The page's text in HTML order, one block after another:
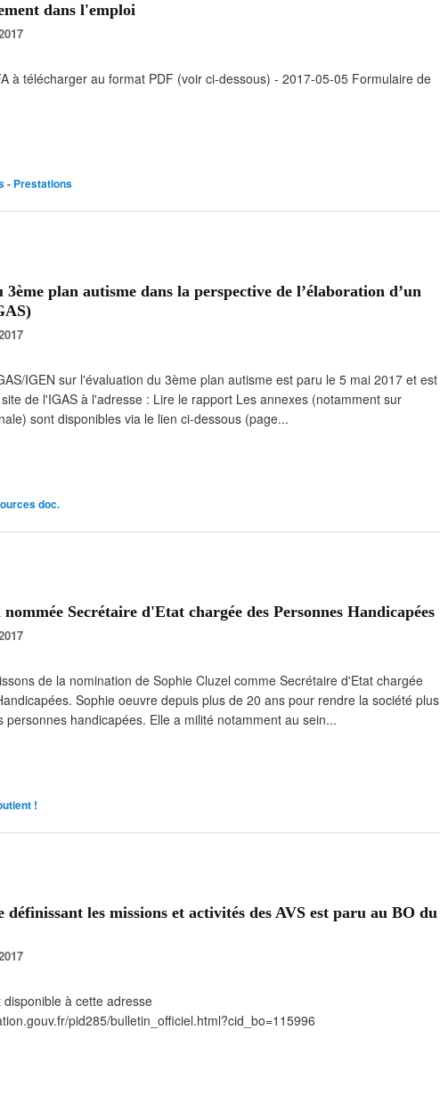
dans l'emploi
à télécharger au format PDF (voir ci-dessous) - 2017-05-05 Formulaire de
- Prestations
plan autisme dans la perspective de l’élaboration d’un
IGEN sur l'évaluation du 3ème plan autisme est paru le 5 mai 2017 et est
de l'IGAS à l'adresse : Lire le rapport Les annexes (notamment sur
sont disponibles via le lien ci-dessous (page...
doc.
Secrétaire d'Etat chargée des Personnes Handicapées
de la nomination de Sophie Cluzel comme Secrétaire d'Etat chargée
Sophie oeuvre depuis plus de 20 ans pour rendre la société plus
personnes handicapées. Elle a milité notamment au sein...
!
définissant les missions et activités des AVS est paru au BO du
à cette adresse
pid285/bulletin_officiel.html?cid_bo=115996